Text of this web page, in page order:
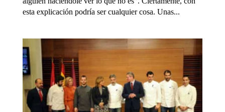
esta explicación podría ser cualquier cosa. Unas...